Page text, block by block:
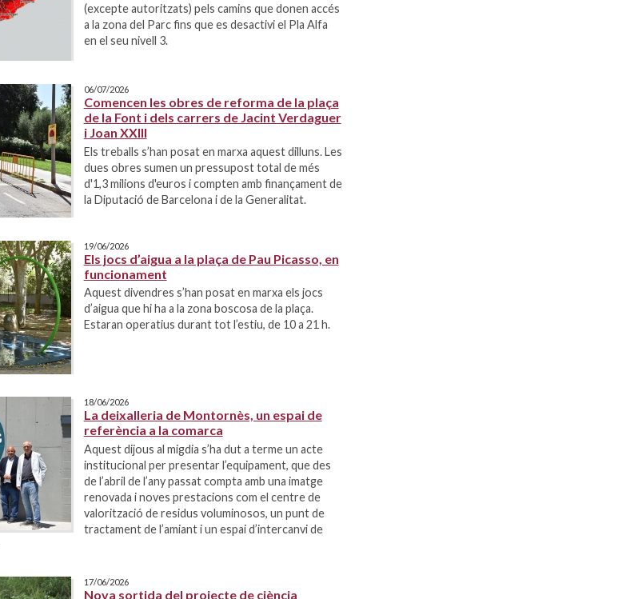
(excepte autoritzats) pels camins que donen accés
a la zona del Parc fins que es desactivi el Pla Alfa
en el seu nivell 3.
06/07/2026
Comencen les obres de reforma de la plaça
de la Font i dels carrers de Jacint Verdaguer
i Joan XXIII
Els treballs s’han posat en marxa aquest dilluns. Les
dues obres sumen un pressupost total de més
d'1,3 milions d'euros i compten amb finançament de
la Diputació de Barcelona i de la Generalitat.
19/06/2026
Els jocs d’aigua a la plaça de Pau Picasso, en
funcionament
Aquest divendres s’han posat en marxa els jocs
d’aigua que hi ha a la zona boscosa de la plaça.
Estaran operatius durant tot l’estiu, de 10 a 21 h.
18/06/2026
La deixalleria de Montornès, un espai de
referència a la comarca
Aquest dijous al migdia s’ha dut a terme un acte
institucional per presentar l’equipament, que des
de l’abril de l’any passat compta amb una imatge
renovada i noves prestacions com el centre de
valorització de residus voluminosos, un punt de
tractament de l’amiant i un espai d’intercanvi de
17/06/2026
Nova sortida del projecte de ciència